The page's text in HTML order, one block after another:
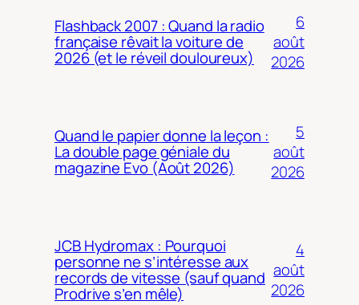
Flashback 2007 : Quand la radio
française rêvait la voiture de
2026 (et le réveil douloureux)
6
août
2026
Quand le papier donne la leçon :
La double page géniale du
magazine Evo (Août 2026)
5
août
2026
JCB Hydromax : Pourquoi
personne ne s’intéresse aux
records de vitesse (sauf quand
Prodrive s’en mêle)
4
août
2026